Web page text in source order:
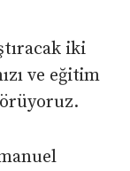
iki
ve eğitim